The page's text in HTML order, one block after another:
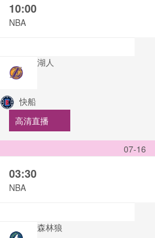
10:00
NBA
湖人
快船
高清直播
07-16
03:30
NBA
森林狼